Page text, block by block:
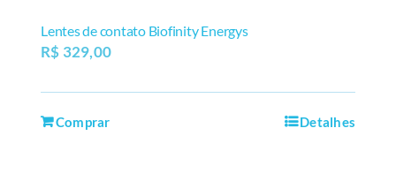
Lentes de contato Biofinity Energys
R$ 329,00
Comprar Detalhes